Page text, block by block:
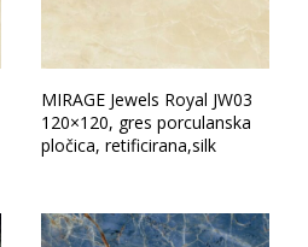
MIRAGE Jewels Royal JW03
120×120, gres porculanska
pločica, retificirana,silk